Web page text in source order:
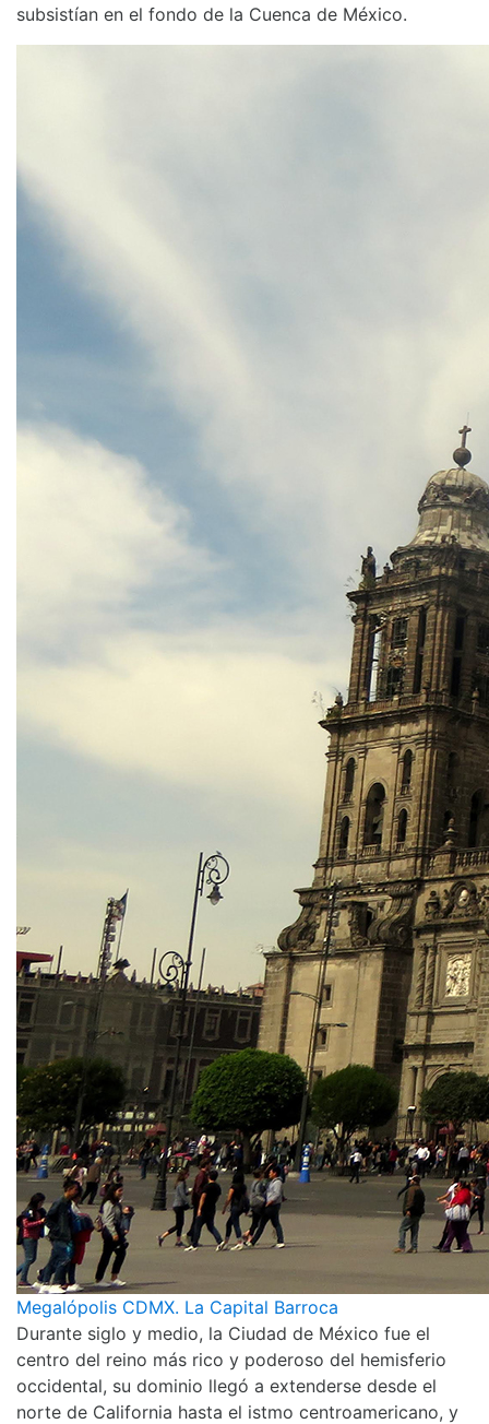
subsistían en el fondo de la Cuenca de México.
Megalópolis CDMX. La Capital Barroca
Durante siglo y medio, la Ciudad de México fue el
centro del reino más rico y poderoso del hemisferio
occidental, su dominio llegó a extenderse desde el
norte de California hasta el istmo centroamericano, y